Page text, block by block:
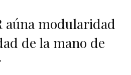
aúna modularidad
de la mano de